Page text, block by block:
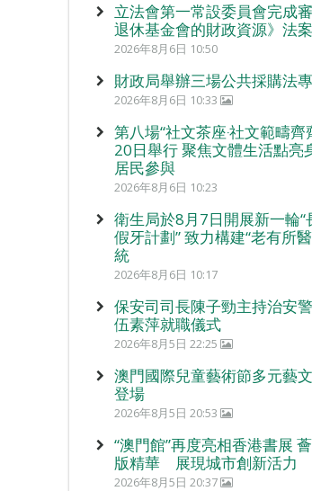
立法會第一常設委員會完成
退休基金會的財政資源》法案
2026年8月6日 10:50
財政局舉辦三場公共採購法
2026年8月6日 10:33
第八場“社文茶座‧社文範疇齊
20日舉行 聚焦文體生活點
居民參與
2026年8月6日 10:23
衛生局於8月7日開展新一輪“
假牙計劃” 致力構建“老有所
統
2026年8月6日 10:17
保安司司長陳子勁主持治安
伍素萍就職儀式
2026年8月5日 22:25
澳門國際兒童藝術節多元藝
登場
2026年8月5日 20:53
“澳門館”再度亮相香港書展
版精華 展現城市創新活力
2026年8月5日 20:37